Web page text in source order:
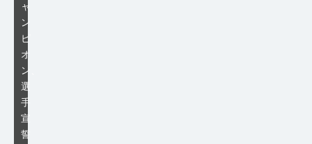
ャ
ン
ピ
オ
ン、
選
手
宣
誓